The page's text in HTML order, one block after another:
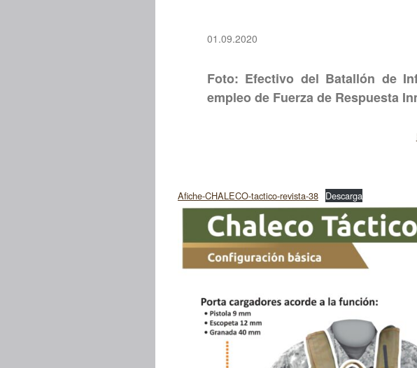
01.09.2020
Foto: Efectivo del Batallón de
empleo de Fuerza de Respuesta
Afiche-CHALECO-tactico-revista-38 Descarga